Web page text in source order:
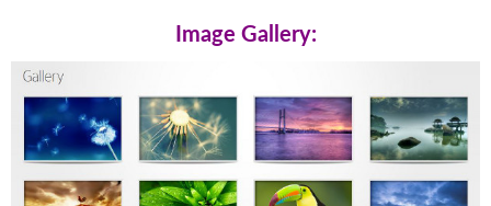
Image Gallery: